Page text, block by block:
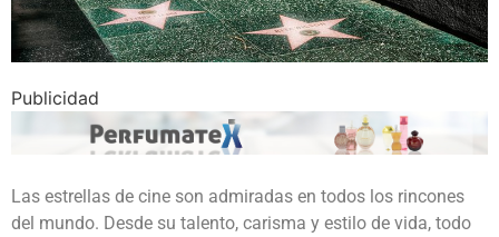
Publicidad
Las estrellas de cine son admiradas en todos los rincones
del mundo. Desde su talento, carisma y estilo de vida, todo